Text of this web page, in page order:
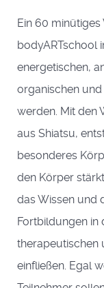
Ein 60
bodyARTschool
energetischen,
organischen
werden. Mit den
aus Shiatsu,
besonderes
den Körper
das Wissen und
Fortbildungen in
therapeutischen
einfließen. Egal